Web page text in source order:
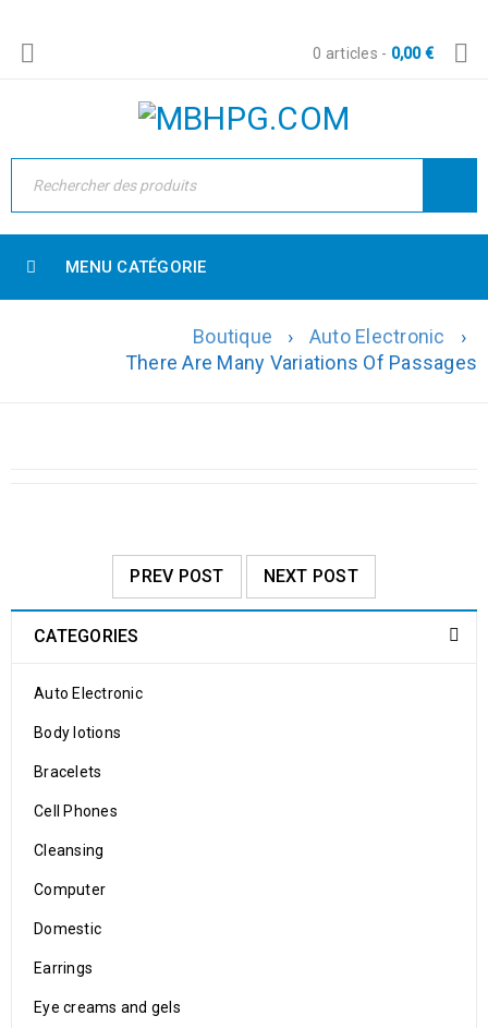
0 articles - 0,00€
MENU CATÉGORIE
Boutique › Auto Electronic
›
There Are Many Variations Of Passages
PREV POST NEXT POST
CATEGORIES
Auto Electronic
Body lotions
Bracelets
Cell Phones
Cleansing
Computer
Domestic
Earrings
Eye creams and gels